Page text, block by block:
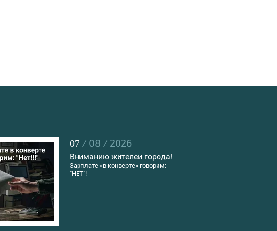
07 / 08 / 2026
Вниманию жителей города!
Зарплате «в конверте» говорим:
"НЕТ"!